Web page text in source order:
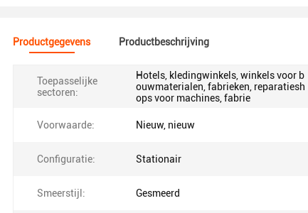
Productgegevens Productbeschrijving
Toepasselijke
sectoren:
Hotels, kledingwinkels, winkels voor b
ouwmaterialen, fabrieken, reparatiesh
ops voor machines, fabrie
Voorwaarde: Nieuw, nieuw
Configuratie: Stationair
Smeerstijl: Gesmeerd